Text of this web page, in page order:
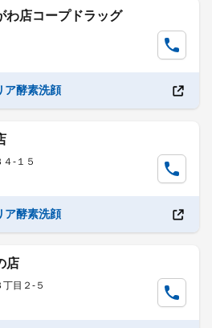
わ店コープドラッグ
ア酵素洗顔
-１５
ア酵素洗顔
店
目２-５